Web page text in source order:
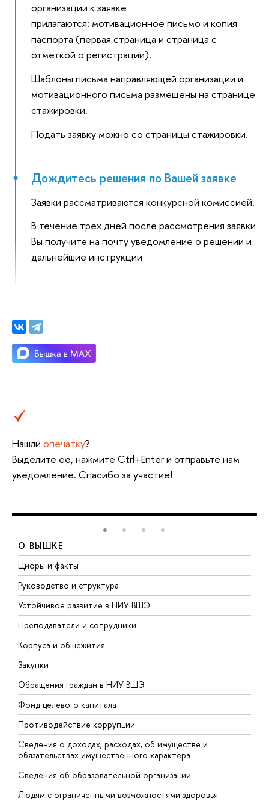
организации к заявке
прилагаются: мотивационное письмо и копия
паспорта (первая страница и страница с
отметкой о регистрации).
Шаблоны письма направляющей организации и
мотивационного письма размещены на странице
стажировки.
Подать заявку можно со страницы стажировки.
Дождитесь решения по Вашей заявке
Заявки рассматриваются конкурсной комиссией.
В течение трех дней после рассмотрения заявки
Вы получите на почту уведомление о решении и
дальнейшие инструкции
Нашли опечатку?
Выделите её, нажмите Ctrl+Enter и отправьте нам
уведомление. Спасибо за участие!
О ВЫШКЕ
Цифры и факты
Руководство и структура
Устойчивое развитие в НИУ ВШЭ
Преподаватели и сотрудники
Корпуса и общежития
Закупки
Обращения граждан в НИУ ВШЭ
Фонд целевого капитала
Противодействие коррупции
Сведения о доходах, расходах, об имуществе и
обязательствах имущественного характера
Сведения об образовательной организации
Людям с ограниченными возможностями здоровья